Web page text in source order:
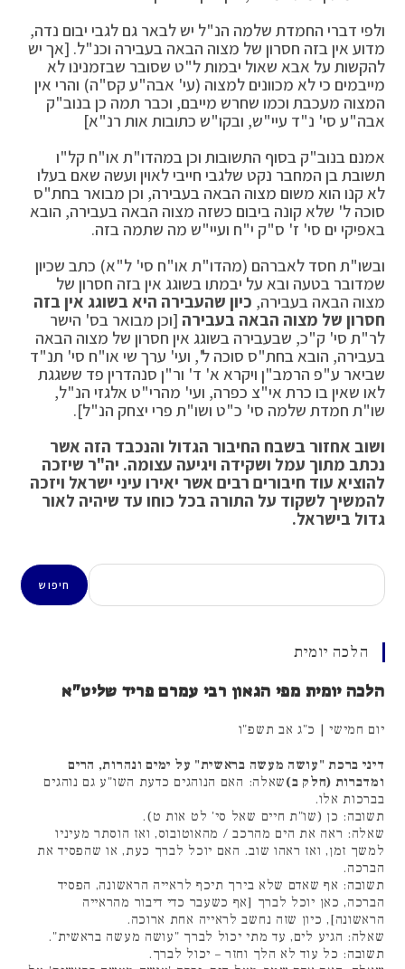
ולפי דברי החמדת שלמה הנ"ל יש לבאר גם לגבי יבום נדה,
מדוע אין בזה חסרון של מצוה הבאה בעבירה וכנ"ל. [אך יש
להקשות על אבא שאול יבמות ל"ט שסובר שבזמנינו לא
מייבמים כי לא מכוונים למצוה (עי' אבה"ע קס"ה) והרי אין
המצוה מעכבת וכמו שחרש מייבם, וכבר תמה כן בנוב"ק
אבה"ע סי' נ"ד עיי"ש, ובקו"ש כתובות אות רנ"א]
אמנם בנוב"ק בסוף התשובות וכן במהדו"ת או"ח קל"ו
תשובת בן המחבר נקט שלגבי חייבי לאוין ועשה שאם בעלו
לא קנו הוא משום מצוה הבאה בעבירה, וכן מבואר בחת"ס
סוכה ל' שלא קונה ביבום כשזה מצוה הבאה בעבירה, הובא
באפיקי ים סי' ז' ס"ק י"ח ועיי"ש מה שתמה בזה.
ובשו"ת חסד לאברהם (מהדו"ת או"ח סי' ל"א) כתב שכיון
שמדובר בטעה ובא על יבמתו בשוגג אין בזה חסרון של
מצוה הבאה בעבירה, כיון שהעבירה היא בשוגג אין בזה
חסרון של מצוה הבאה בעבירה [וכן מבואר בס' הישר
לר"ת סי' ק"כ, שבעבירה בשוגג אין חסרון של מצוה הבאה
בעבירה, הובא בחת"ס סוכה ל', ועי' ערך שי או"ח סי' תנ"ד
שביאר ע"פ הרמב"ן ויקרא א' ד' ור"ן סנהדרין פד ששגגת
לאו שאין בו כרת אי"צ כפרה, ועי' מהרי"ט אלגזי הנ"ל,
שו"ת חמדת שלמה סי' כ"ט ושו"ת פרי יצחק הנ"ל].
ושוב אחזור בשבח החיבור הגדול והנכבד הזה אשר
נכתב מתוך עמל ושקידה ויגיעה עצומה. יה"ר שיזכה
להוציא עוד חיבורים רבים אשר יאירו עיני ישראל ויזכה
להמשיך לשקוד על התורה בכל כוחו עד שיהיה לאור
גדול בישראל.
חיפוש
חיפוש
הלכה יומית
הלכה יומית מפי הגאון רבי עמרם פריד שליט"א
יום חמישי | כ"ג אב תשפ"ו
דיני ברכת "עושה מעשה בראשית" על ימים ונהרות, הרים
ומדברות (חלק ב)שאלה: האם הנוהגים כדעת השו"ע גם נוהגים
בברכות אלו.
תשובה: כן (שו"ת חיים שאל סי' לט אות ט).
שאלה: ראה את הים מהרכב / מהאוטובוס, ואז הוסתר מעיניו
למשך זמן, ואז ראהו שוב. האם יוכל לברך כעת, או שהפסיד את
הברכה.
תשובה: אף שאדם שלא בירך תיכף לראייה הראשונה, הפסיד
הברכה, כאן יוכל לברך [אף כשעבר כדי דיבור מהראייה
הראשונה], כיון שזה נחשב לראייה אחת ארוכה.
שאלה: הגיע לים, עד מתי יכול לברך "עושה מעשה בראשית".
תשובה: כל עוד לא הלך וחזר – יכול לברך.